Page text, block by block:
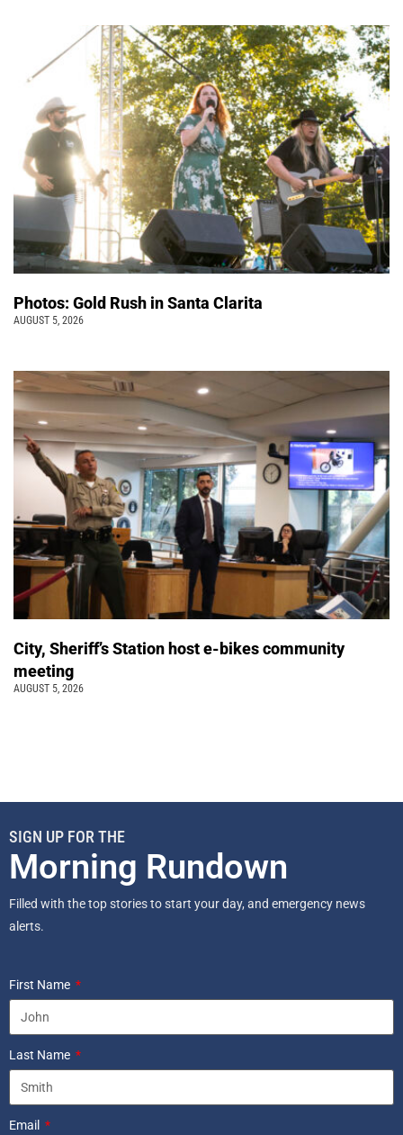
Photos: Gold Rush in Santa Clarita
AUGUST 5, 2026
City, Sheriff’s Station host e-bikes community
meeting
AUGUST 5, 2026
SIGN UP FOR THE
Morning Rundown
Filled with the top stories to start your day, and emergency news
alerts.
First Name
Last Name
Email